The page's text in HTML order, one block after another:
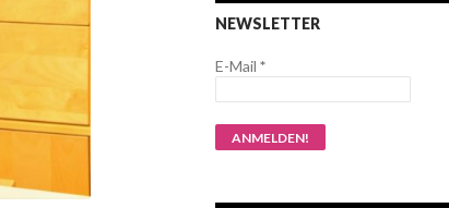
NEWSLETTER
E-Mail *